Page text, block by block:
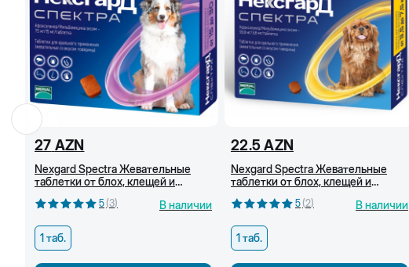
27 AZN
Nexgard Spectra Жевательные
таблетки от блох, клещей и
5 (3) В наличии
1 таб.
22.5 AZN
Nexgard Spectra Жевательные
таблетки от блох, клещей и
5 (2) В наличии
1 таб.